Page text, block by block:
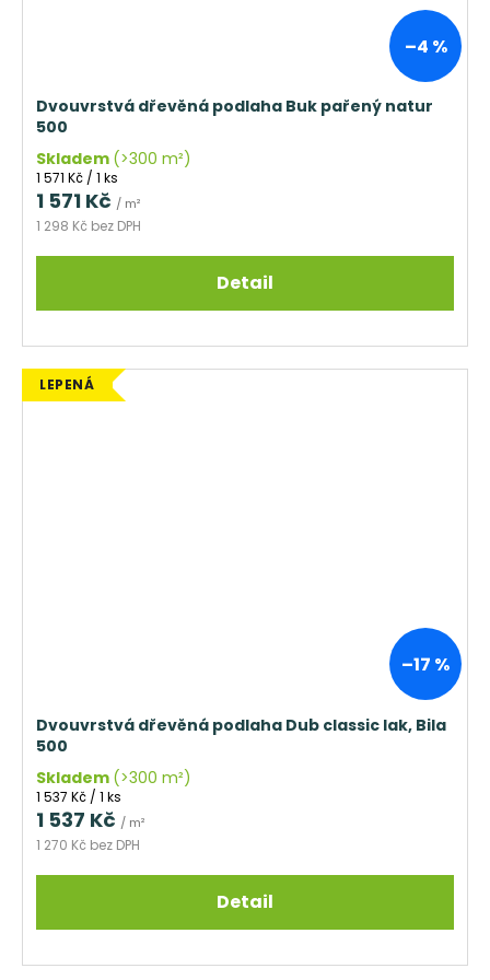
–4 %
Dvouvrstvá dřevěná podlaha Buk pařený natur
500
Skladem (>300 m²)
1 298 Kč bez DPH
1 571 Kč / m²
Měrná
cena:
1 571 Kč / 1 ks
Detail
LEPENÁ
–17 %
Dvouvrstvá dřevěná podlaha Dub classic lak, Bila
500
Skladem (>300 m²)
1 270 Kč bez DPH
1 537 Kč / m²
Měrná
cena:
1 537 Kč / 1 ks
Detail